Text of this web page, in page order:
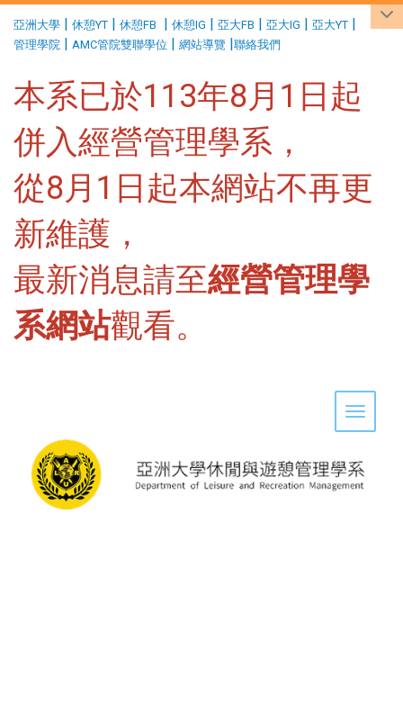
亞洲大學 | 休憩YT | 休憩FB | 休憩IG | 亞大FB | 亞大IG | 亞大YT |
管理學院 | AMC管院雙聯學位 | 網站導覽 |聯絡我們
本系已於113年8月1日起
併入經營管理學系，
從8月1日起本網站不再更
新維護，
最新消息請至經營管理學
系網站觀看。
Toggle